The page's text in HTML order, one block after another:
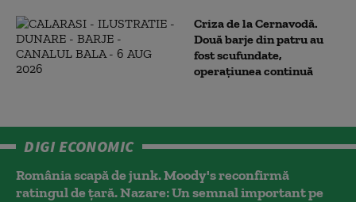
Criza de la Cernavodă.
Două barje din patru au
fost scufundate,
operațiunea continuă
DIGI ECONOMIC
România scapă de junk. Moody's reconfirmă
ratingul de țară. Nazare: Un semnal important pe